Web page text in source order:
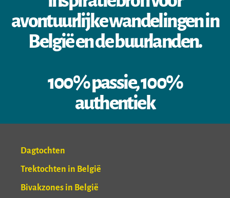
avontuurlijke wandelingen in
België en de buurlanden.
100% passie, 100%
authentiek
Dagtochten
Trektochten in België
Bivakzones in België